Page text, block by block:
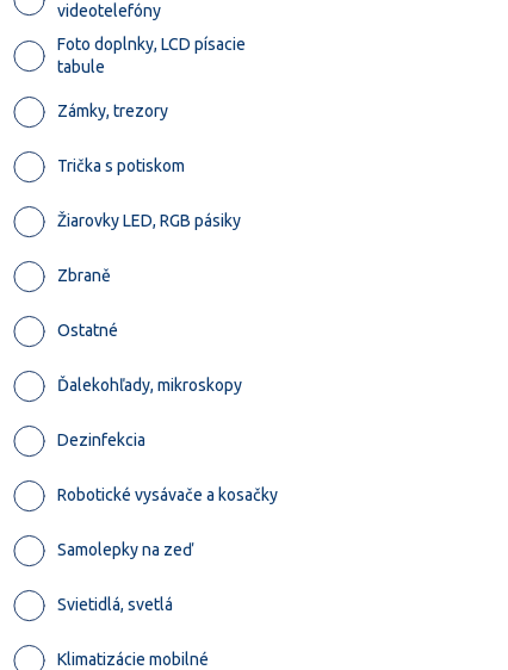
videotelefóny
Foto doplnky, LCD písacie
tabule
Zámky, trezory
Trička s potiskom
Žiarovky LED, RGB pásiky
Zbraně
Ostatné
Ďalekohľady, mikroskopy
Dezinfekcia
Robotické vysávače a kosačky
Samolepky na zeď
Svietidlá, svetlá
Klimatizácie mobilné